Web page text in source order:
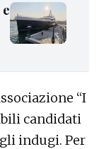
“I
candidati
indugi. Per